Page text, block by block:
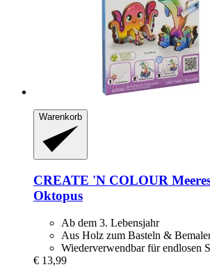
Warenkorb
CREATE 'N COLOUR
Oktopus
Ab dem 3. Lebensjahr
Aus Holz zum Basteln &
Wiederverwendbar für endlosen
€ 13,99